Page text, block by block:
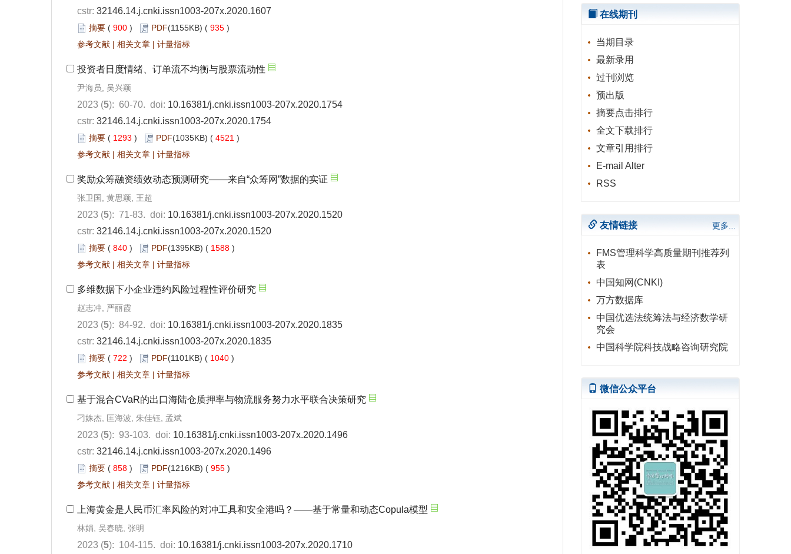
cstr: 32146.14.j.cnki.issn1003-207x.2020.1607
摘要 ( 900 ) PDF(1155KB) ( 935 )
参考文献 | 相关文章 | 计量指标
投资者日度情绪、订单流不均衡与股票流动性
尹海员, 吴兴颖
2023 (5): 60-70. doi: 10.16381/j.cnki.issn1003-207x.2020.1754
cstr: 32146.14.j.cnki.issn1003-207x.2020.1754
摘要 ( 1293 ) PDF(1035KB) ( 4521 )
参考文献 | 相关文章 | 计量指标
奖励众筹融资绩效动态预测研究——来自“众筹网”数据的实证
张卫国, 黄思颖, 王超
2023 (5): 71-83. doi: 10.16381/j.cnki.issn1003-207x.2020.1520
cstr: 32146.14.j.cnki.issn1003-207x.2020.1520
摘要 ( 840 ) PDF(1395KB) ( 1588 )
参考文献 | 相关文章 | 计量指标
多维数据下小企业违约风险过程性评价研究
赵志冲, 严丽霞
2023 (5): 84-92. doi: 10.16381/j.cnki.issn1003-207x.2020.1835
cstr: 32146.14.j.cnki.issn1003-207x.2020.1835
摘要 ( 722 ) PDF(1101KB) ( 1040 )
参考文献 | 相关文章 | 计量指标
基于混合CVaR的出口海陆仓质押率与物流服务努力水平联合决策研究
刁姝杰, 匡海波, 朱佳钰, 孟斌
2023 (5): 93-103. doi: 10.16381/j.cnki.issn1003-207x.2020.1496
cstr: 32146.14.j.cnki.issn1003-207x.2020.1496
摘要 ( 858 ) PDF(1216KB) ( 955 )
参考文献 | 相关文章 | 计量指标
上海黄金是人民币汇率风险的对冲工具和安全港吗？——基于常量和动态Copula模型
林娟, 吴春晓, 张明
2023 (5): 104-115. doi: 10.16381/j.cnki.issn1003-207x.2020.1710
在线期刊
当期目录
最新录用
过刊浏览
预出版
摘要点击排行
全文下载排行
文章引用排行
E-mail Alter
RSS
友情链接 更多...
FMS管理科学高质量期刊推荐列
表
中国知网(CNKI)
万方数据库
中国优选法统筹法与经济数学研
究会
中国科学院科技战略咨询研究院
微信公众平台